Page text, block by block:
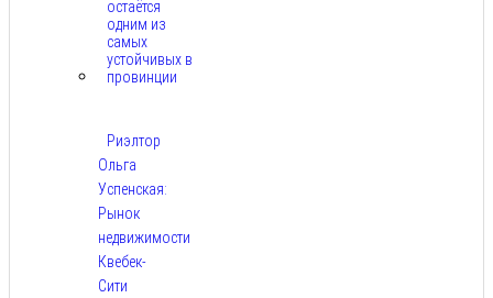
Риэлтор
Ольга
Успенская:
Рынок
недвижимости
Квебек-
Сити